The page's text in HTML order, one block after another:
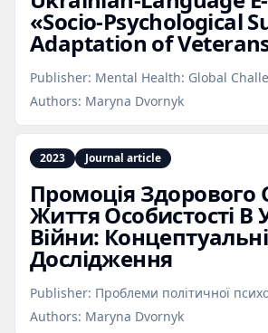
«Socio‑Psychological
Adaptation of
Publisher: Mental Health: Global
Authors: Maryna Dvornyk
2023 Journal article
Промоція Здорового
Життя Особистості В
Війни:
Дослідження
Publisher: Проблеми політичної
Authors: Maryna Dvornyk